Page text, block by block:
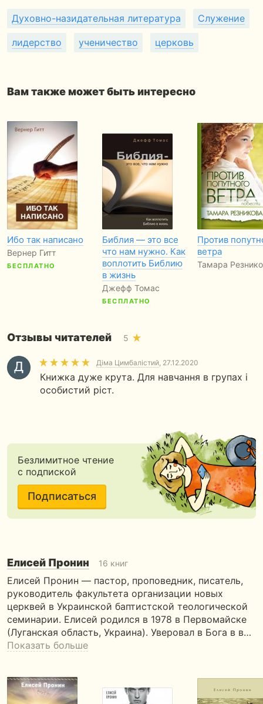
Духовно-назидательная литература Служение
лидерство ученичество церковь
Вам также может быть интересно
Ибо так написано
Вернер Гитт
БЕСПЛАТНО
Библия — это все
что нам нужно. Как
воплотить Библию
в жизнь
Джефф Томас
БЕСПЛАТНО
Против
ветра
Тамара
Отзывы читателей 5
Діма Цимбалістий, 27.12.2020
Книжка дуже крута. Для навчання в групах і
особистий ріст.
Безлимитное чтение
с подпиской
Подписаться
Елисей Пронин 16 книг
Елисей Пронин — пастор, проповедник, писатель,
руководитель факультета организации новых
церквей в Украинской баптистской теологической
семинарии. Елисей родился в 1978 в Первомайске
(Луганская область, Украина). Уверовал в Бога в в…
Показать больше